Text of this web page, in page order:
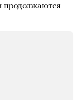
продолжаются